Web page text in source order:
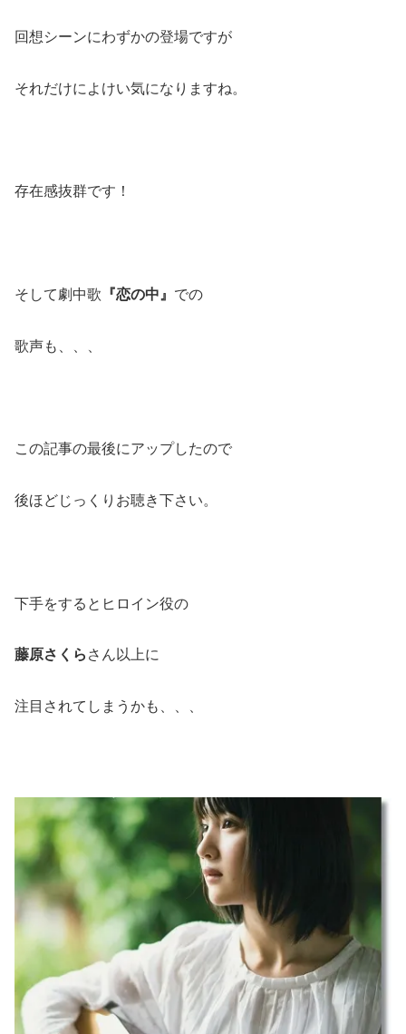
回想シーンにわずかの登場ですが
それだけによけい気になりますね。
存在感抜群です！
そして劇中歌 『恋の中』 での
歌声も、、、
この記事の最後にアップしたので
後ほどじっくりお聴き下さい。
下手をするとヒロイン役の
藤原さくら さん以上に
注目されてしまうかも、、、